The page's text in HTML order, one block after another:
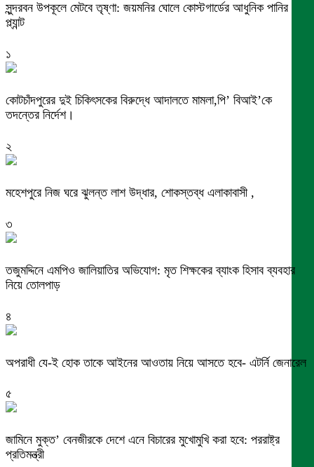
সুন্দরবন উপকূলে মেটবে তৃষ্ণা: জয়মনির ঘোলে কোস্টগার্ডের আধুনিক পানির
প্ল্যান্ট
১
কোটচাঁদপুরের দুই চিকিৎসকের বিরুদ্ধে আদালতে মামলা,পি’ বিআই’কে
তদন্তের নির্দেশ।
২
মহেশপুরে নিজ ঘরে ঝুলন্ত লাশ উদ্ধার, শোকস্তব্ধ এলাকাবাসী ,
৩
তজুমদ্দিনে এমপিও জালিয়াতির অভিযোগ: মৃত শিক্ষকের ব্যাংক হিসাব ব্যবহার
নিয়ে তোলপাড়
৪
অপরাধী যে-ই হোক তাকে আইনের আওতায় নিয়ে আসতে হবে- এটর্নি জেনারেল
৫
জামিনে মুক্ত’ বেনজীরকে দেশে এনে বিচারের মুখোমুখি করা হবে: পররাষ্ট্র
প্রতিমন্ত্রী